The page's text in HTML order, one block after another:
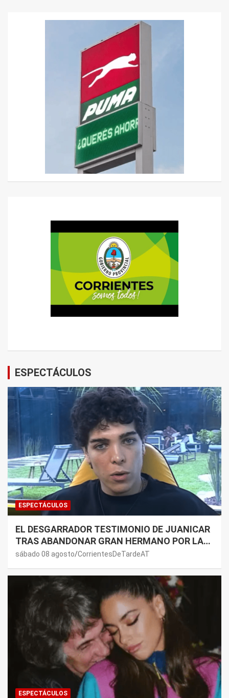
ESPECTÁCULOS
ESPECTÁCULOS
EL DESGARRADOR TESTIMONIO DE JUANICAR
TRAS ABANDONAR GRAN HERMANO POR LA
SALUD DE SU MAMÁ.
sábado 08 agosto CorrientesDeTardeAT
ESPECTÁCULOS